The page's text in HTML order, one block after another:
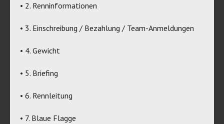
• 2. Renninformationen
• 3. Einschreibung / Bezahlung / Team-Anmeldungen
• 4. Gewicht
• 5. Briefing
• 6. Rennleitung
• 7. Blaue Flagge